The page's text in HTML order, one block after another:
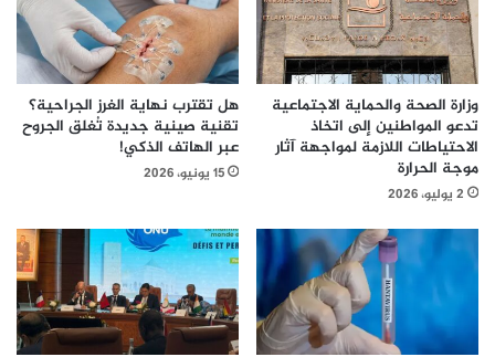
وزارة الصحة والحماية الاجتماعية
تدعو المواطنين إلى اتخاذ
الاحتياطات اللازمة لمواجهة آثار
موجة الحرارة
2 يوليو، 2026
هل تقترب نهاية الغرز الجراحية؟
تقنية صينية جديدة تُغلق الجروح
عبر الهاتف الذكي!
15 يونيو، 2026